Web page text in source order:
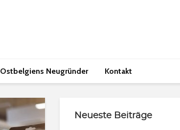
Ostbelgiens Neugründer Kontakt
Neueste Beiträge